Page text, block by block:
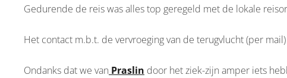
Gedurende de reis was alles top geregeld met de lokale
Het contact m.b.t. de vervroeging van de terugvlucht (per
Ondanks dat we van Praslin door het ziek-zijn amper iets